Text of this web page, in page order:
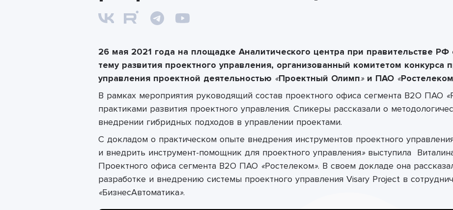
26 мая 2021 года на площадке Аналитического центра при правительстве РФ
тему развития проектного управления, организованный комитетом конкурса
управления проектной деятельностью «Проектный Олимп» и ПАО «Ростелеком
В рамках мероприятия руководящий состав проектного офиса сегмента B2O ПАО «
практиками развития проектного управления. Спикеры рассказали о
внедрении гибридных подходов в управлении проектами.
С докладом о практическом опыте внедрения инструментов проектного
и внедрить инструмент-помощник для проектного управления»выступила
Проектного офиса сегмента B2O ПАО «Ростелеком». В своем докладе она
разработке и внедрению системы проектного управления Visary Project в
«БизнесАвтоматика».